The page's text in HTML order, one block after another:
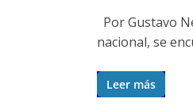
Por Gustavo
nacional, se
Leer más